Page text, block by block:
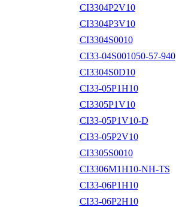
CI3304P2V10
CI3304P3V10
CI3304S0010
CI33-04S001050-57-940
CI3304S0D10
CI33-05P1H10
CI3305P1V10
CI33-05P1V10-D
CI33-05P2V10
CI3305S0010
CI3306M1H10-NH-TS
CI33-06P1H10
CI33-06P2H10